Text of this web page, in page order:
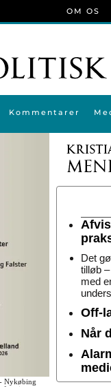
Kommentarer
OM OS
Nykøbing
Det
tilløb
med
Off-
Når